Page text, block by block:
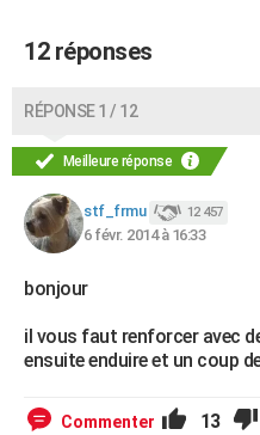
12 réponses
RÉPONSE 1 / 12
Meilleure réponse
stf_frmu 12 457
6 févr. 2014 à 16:33
bonjour
il vous faut renforcer avec
ensuite enduire et un coup
Commenter 13